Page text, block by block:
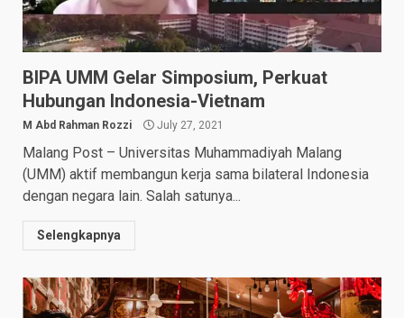
BIPA UMM Gelar Simposium, Perkuat
Hubungan Indonesia-Vietnam
M Abd Rahman Rozzi July 27, 2021
Malang Post – Universitas Muhammadiyah Malang
(UMM) aktif membangun kerja sama bilateral Indonesia
dengan negara lain. Salah satunya...
Selengkapnya